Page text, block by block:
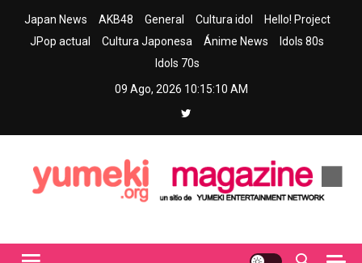
Japan News AKB48 General Cultura idol
Hello! Project
JPop actual
Cultura Japonesa Ánime News
Idols 80s
Idols 70s
09 Ago, 2026 10:15:11 AM